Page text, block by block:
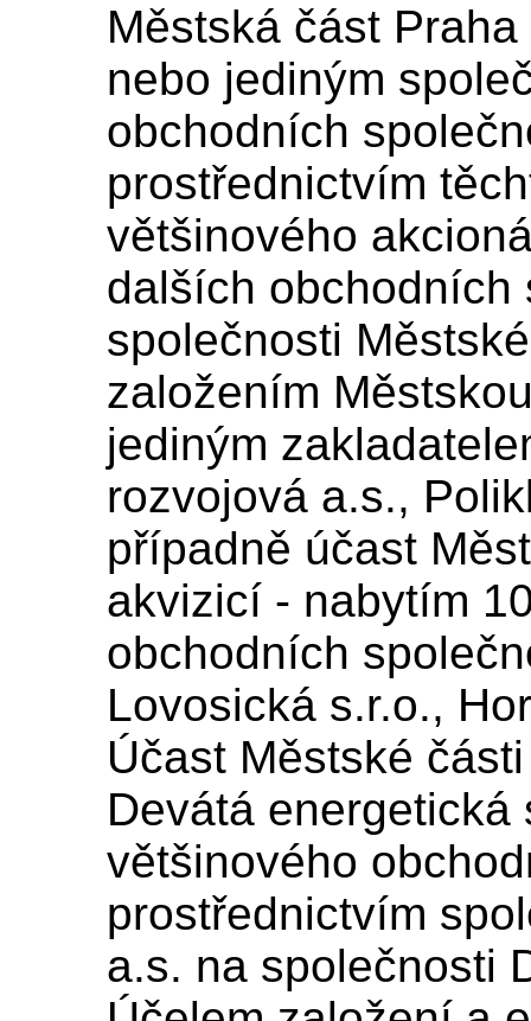
Městská část
nebo jediným
obchodních
prostřednictvím
většinového
dalších obchodních
společnosti
založením
jediným
rozvojová a.s.,
případně účast
akvizicí - nabytím
obchodních
Lovosická s.r.o.,
Účast Městské
Devátá
většinového
prostřednictvím
a.s. na společnosti